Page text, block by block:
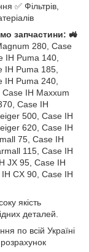
✅ Фільтрів,
запчастини: 🚜
280, Case
IH Puma 140,
IH Puma 185,
IH Puma 240,
IH Maxxum
Case IH
500, Case IH
620, Case IH
75, Case IH
115, Case IH
JX 95, Case IH
CX 90, Case IH
якість
деталей.
по всій Україні